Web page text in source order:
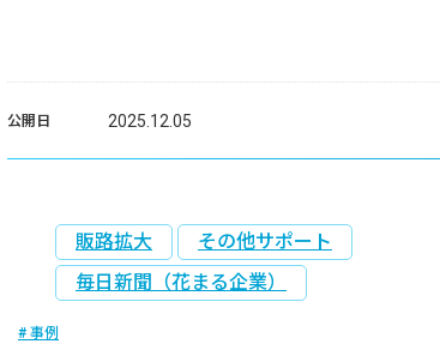
公開日 2025.12.05
販路拡大
その他サポート
毎日新聞（花まる企業）
事例